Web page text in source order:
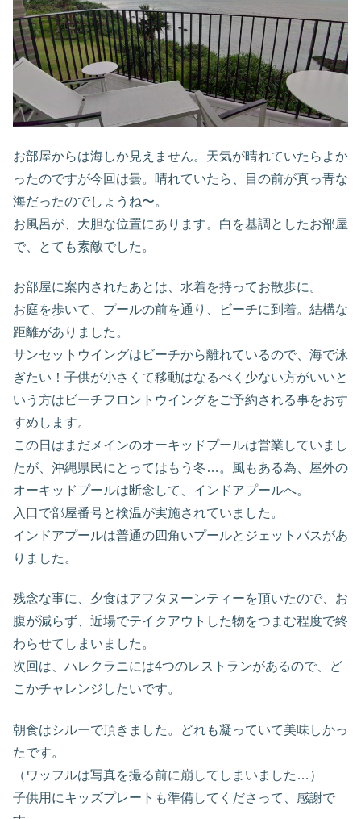
お部屋からは海しか見えません。天気が晴れていたらよか
ったのですが今回は曇。晴れていたら、目の前が真っ青な
海だったのでしょうね〜。
お風呂が、大胆な位置にあります。白を基調としたお部屋
で、とても素敵でした。
お部屋に案内されたあとは、水着を持ってお散歩に。
お庭を歩いて、プールの前を通り、ビーチに到着。結構な
距離がありました。
サンセットウイングはビーチから離れているので、海で泳
ぎたい！子供が小さくて移動はなるべく少ない方がいいと
いう方はビーチフロントウイングをご予約される事をおす
すめします。
この日はまだメインのオーキッドプールは営業していまし
たが、沖縄県民にとってはもう冬…。風もある為、屋外の
オーキッドプールは断念して、インドアプールへ。
入口で部屋番号と検温が実施されていました。
インドアプールは普通の四角いプールとジェットバスがあ
りました。
残念な事に、夕食はアフタヌーンティーを頂いたので、お
腹が減らず、近場でテイクアウトした物をつまむ程度で終
わらせてしまいました。
次回は、ハレクラニには4つのレストランがあるので、ど
こかチャレンジしたいです。
朝食はシルーで頂きました。どれも凝っていて美味しかっ
たです。
（ワッフルは写真を撮る前に崩してしまいました…）
子供用にキッズプレートも準備してくださって、感謝で